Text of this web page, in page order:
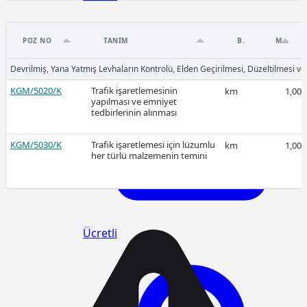
2026-Mart
Ücretli
POZ NO TANIM BIRIM MIKTAR
Devrilmiş, Yana Yatmış Levhaların Kontrolü, Elden Geçirilmesi, Düzeltilmesi
KGM/5020/K
Trafik işaretlemesinin
yapılması ve emniyet
tedbirlerinin alınması
km 1,00
KGM/5030/K
Trafik işaretlemesi için lüzumlu
her türlü malzemenin temini
km 1,00